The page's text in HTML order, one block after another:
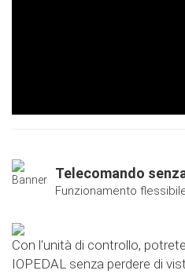
Telecomando
Funzionamento
Con l'unità di controllo,
IOPEDAL senza perdere di